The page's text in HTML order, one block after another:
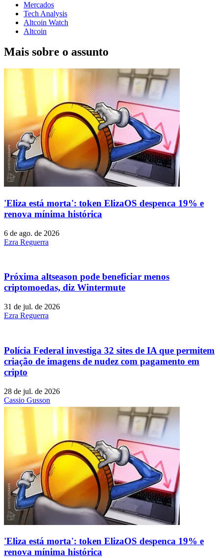
Mercados
Tech Analysis
Altcoin Watch
Altcoin
Mais sobre o assunto
'Eliza está morta': token ElizaOS despenca 19% e
renova mínima histórica
6 de ago. de 2026
Ezra Reguerra
Próxima altseason pode beneficiar menos
criptomoedas, diz Wintermute
31 de jul. de 2026
Ezra Reguerra
Polícia Federal investiga 32 sites de IA que permitem
criação de imagens de nudez com pagamento em
cripto
28 de jul. de 2026
Cassio Gusson
'Eliza está morta': token ElizaOS despenca 19% e
renova mínima histórica